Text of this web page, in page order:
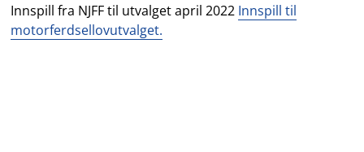
Innspill fra NJFF til utvalget april 2022 Innspill til
motorferdsellovutvalget.